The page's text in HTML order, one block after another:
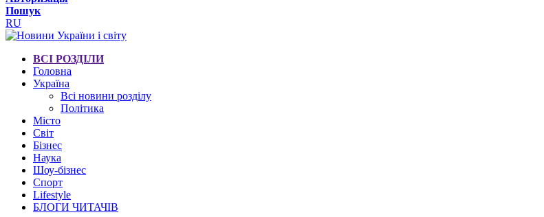
Пошук
RU
ВСІ РОЗДІЛИ
Головна
Україна
Всі новини розділу
Політика
Місто
Світ
Бізнес
Наука
Шоу-бізнес
Спорт
Lifestyle
БЛОГИ ЧИТАЧІВ